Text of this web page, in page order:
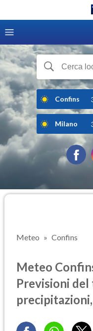
Confins
Milano
Meteo Confins
Meteo
Previsioni del